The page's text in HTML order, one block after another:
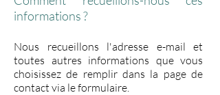
informations ?
Nous recueillons l'adresse e-mail et
toutes autres informations que vous
choisissez de remplir dans la page de
contact via le formulaire.